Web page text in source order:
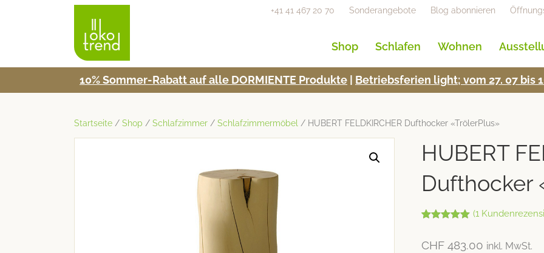
+41 41 467 20 70 Sonderangebote Blog abonnieren
Shop Schlafen Wohnen
10% Som­mer-Rabatt auf alle DORMIENTE Pro­duk­te Betrieb­s­fe­rien light; vom 27. 07 bis
Startseite / Shop / Schlafzimmer / Schlafzimmermöbel / HUBERT FELDKIRCHER Dufthocker «TrölerPlus»
HUBERT
Dufthocker
basierend
(1
CHF 483.00 inkl. MwSt.